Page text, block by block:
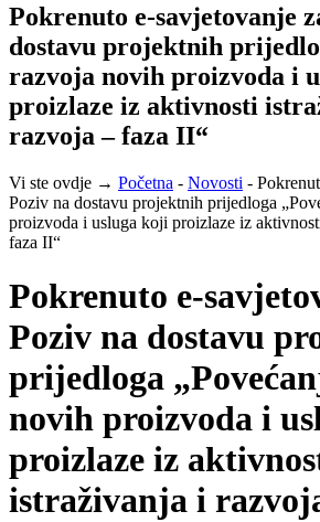
Pokrenuto e-savjetovanje
dostavu projektnih
razvoja novih proizvoda i
proizlaze iz aktivnosti
razvoja – faza II“
Vi ste ovdje → Početna - Novosti -
Poziv na dostavu projektnih prijedloga
proizvoda i usluga koji proizlaze iz
faza II“
Pokrenuto e-
Poziv na dostavu
prijedloga
novih proizvoda i
proizlaze iz
istraživanja i